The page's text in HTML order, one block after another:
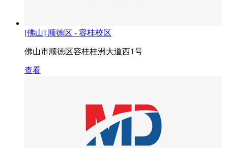
[佛山] 顺德区 - 容桂校区
佛山市顺徳区容桂桂洲大道西1号
查看